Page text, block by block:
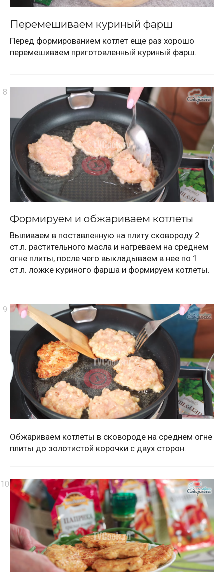
Перемешиваем куриный фарш
Перед формированием котлет еще раз хорошо
перемешиваем приготовленный куриный фарш.
Формируем и обжариваем котлеты
Выливаем в поставленную на плиту сковороду 2
ст.л. растительного масла и нагреваем на среднем
огне плиты, после чего выкладываем в нее по 1
ст.л. ложке куриного фарша и формируем котлеты.
Обжариваем котлеты в сковороде на среднем огне
плиты до золотистой корочки с двух сторон.